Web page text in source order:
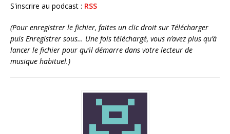
S'inscrire au podcast : RSS
(Pour enregistrer le fichier, faites un clic droit sur Télécharger
puis Enregistrer sous… Une fois téléchargé, vous n’avez plus qu’à
lancer le fichier pour qu’il démarre dans votre lecteur de
musique habituel.)